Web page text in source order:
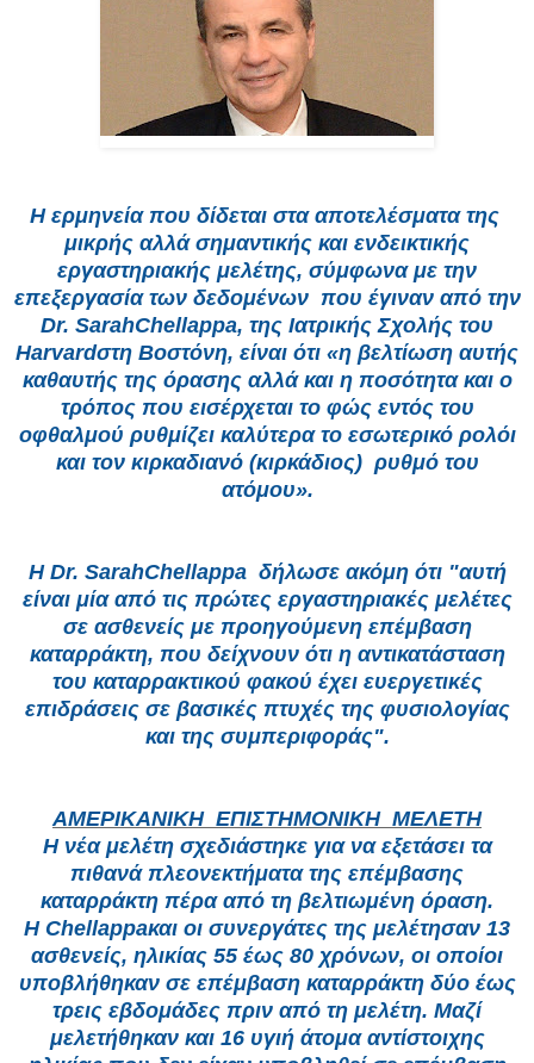
Η ερμηνεία που δίδεται στα αποτελέσματα της
μικρής αλλά σημαντικής και ενδεικτικής
εργαστηριακής μελέτης, σύμφωνα με την
επεξεργασία των δεδομένων που έγιναν από την
Dr. SarahChellappa, της Ιατρικής Σχολής του
Harvardστη Βοστόνη, είναι ότι «η βελτίωση αυτής
καθαυτής της όρασης αλλά και η ποσότητα και ο
τρόπος που εισέρχεται το φώς εντός του
οφθαλμού ρυθμίζει καλύτερα το εσωτερικό ρολόι
και τον κιρκαδιανό (κιρκάδιος) ρυθμό του
ατόμου».
Η Dr. SarahChellappa δήλωσε ακόμη ότι "αυτή
είναι μία από τις πρώτες εργαστηριακές μελέτες
σε ασθενείς με προηγούμενη επέμβαση
καταρράκτη, που δείχνουν ότι η αντικατάσταση
του καταρρακτικού φακού έχει ευεργετικές
επιδράσεις σε βασικές πτυχές της φυσιολογίας
και της συμπεριφοράς".
ΑΜΕΡΙΚΑΝΙΚΗ ΕΠΙΣΤΗΜΟΝΙΚΗ ΜΕΛΕΤΗ
Η νέα μελέτη σχεδιάστηκε για να εξετάσει τα
πιθανά πλεονεκτήματα της επέμβασης
καταρράκτη πέρα ​​από τη βελτιωμένη όραση.
Η Chellappaκαι οι συνεργάτες της μελέτησαν 13
ασθενείς, ηλικίας 55 έως 80 χρόνων, οι οποίοι
υποβλήθηκαν σε επέμβαση καταρράκτη δύο έως
τρεις εβδομάδες πριν από τη μελέτη. Μαζί
μελετήθηκαν και 16 υγιή άτομα αντίστοιχης